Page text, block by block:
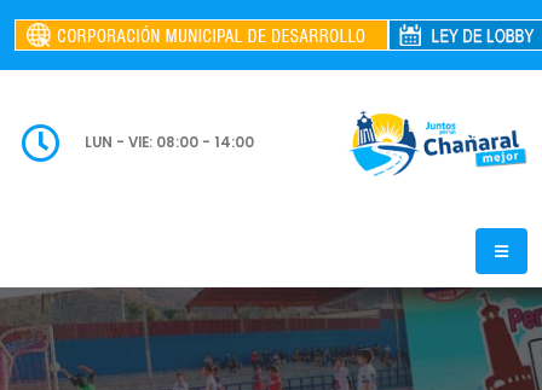
LUN - VIE: 08:00 - 14:00